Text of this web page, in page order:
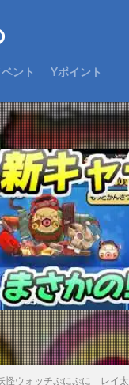
ント Yポイント
怪ウォッチぷにぷに レイ太